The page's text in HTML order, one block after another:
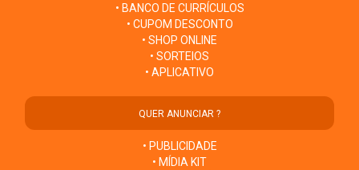
• BANCO DE CURRÍCULOS
• CUPOM DESCONTO
• SHOP ONLINE
• SORTEIOS
• APLICATIVO
QUER ANUNCIAR ?
• PUBLICIDADE
• MÍDIA KIT